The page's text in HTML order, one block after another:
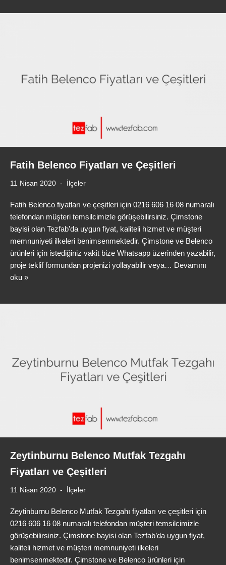
Fatih Belenco Fiyatları ve Çeşitleri
11 Nisan 2020 İlçeler
Fatih Belenco fiyatları ve çeşitleri için 0216 606 16 08 numaralı
telefondan müşteri temsilcimizle görüşebilirsiniz. Çimstone
bayisi olan Tezfab’da uygun fiyat, kaliteli hizmet ve müşteri
memnuniyeti ilkeleri benimsenmektedir. Çimstone ve Belenco
ürünleri için istediğiniz vakit bize Whatsapp üzerinden yazabilir,
proje teklif formundan projenizi yollayabilir veya… Devamını
oku »
Zeytinburnu Belenco Mutfak Tezgahı
Fiyatları ve Çeşitleri
11 Nisan 2020 İlçeler
Zeytinburnu Belenco Mutfak Tezgahı fiyatları ve çeşitleri için
0216 606 16 08 numaralı telefondan müşteri temsilcimizle
görüşebilirsiniz. Çimstone bayisi olan Tezfab’da uygun fiyat,
kaliteli hizmet ve müşteri memnuniyeti ilkeleri
benimsenmektedir. Çimstone ve Belenco ürünleri için